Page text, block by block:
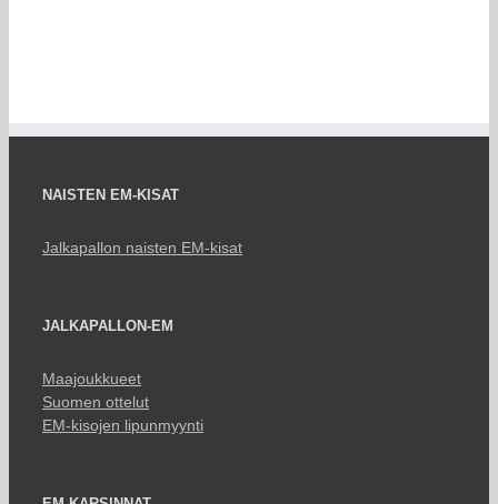
NAISTEN EM-KISAT
Jalkapallon naisten EM-kisat
JALKAPALLON-EM
Maajoukkueet
Suomen ottelut
EM-kisojen lipunmyynti